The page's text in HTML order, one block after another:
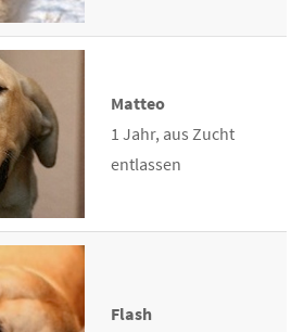
Matteo
1 Jahr, aus Zucht
entlassen
Flash